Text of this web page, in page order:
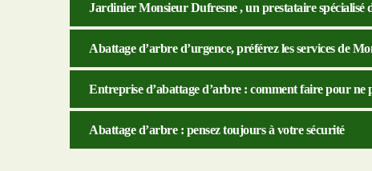
Jardinier Monsieur Dufresne , un prestataire spécialisé
Abattage d’arbre d’urgence, préférez les services de
Entreprise d’abattage d’arbre : comment faire pour ne
Abattage d’arbre : pensez toujours à votre sécurité